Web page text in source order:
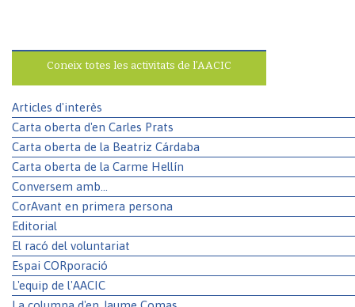
Coneix totes les activitats de l’AACIC
Articles d'interès
Carta oberta d'en Carles Prats
Carta oberta de la Beatriz Cárdaba
Carta oberta de la Carme Hellín
Conversem amb...
CorAvant en primera persona
Editorial
El racó del voluntariat
Espai CORporació
L'equip de l'AACIC